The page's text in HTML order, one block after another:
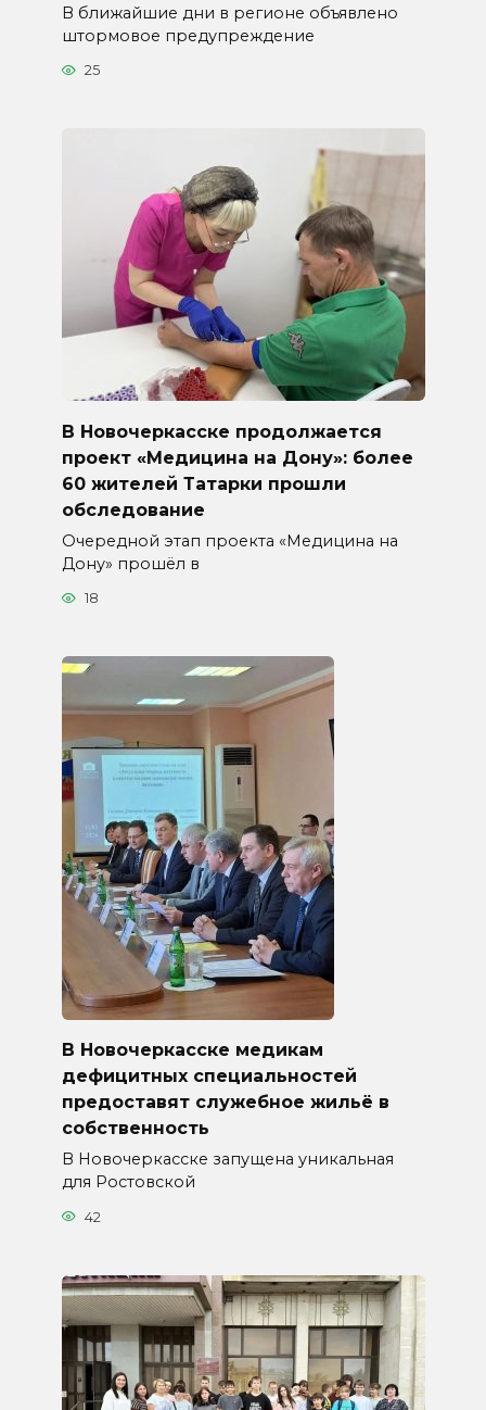
В ближайшие дни в регионе объявлено
штормовое предупреждение
25
В Новочеркасске продолжается
проект «Медицина на Дону»: более
60 жителей Татарки прошли
обследование
Очередной этап проекта «Медицина на
Дону» прошёл в
18
В Новочеркасске медикам
дефицитных специальностей
предоставят служебное жильё в
собственность
В Новочеркасске запущена уникальная
для Ростовской
42